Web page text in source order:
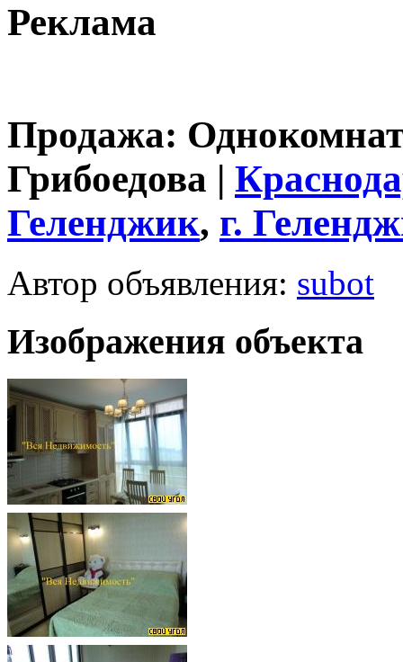
Реклама
Продажа:
Грибоедова |
Геленджик, г.
Автор объявления: subot
Изображения объекта